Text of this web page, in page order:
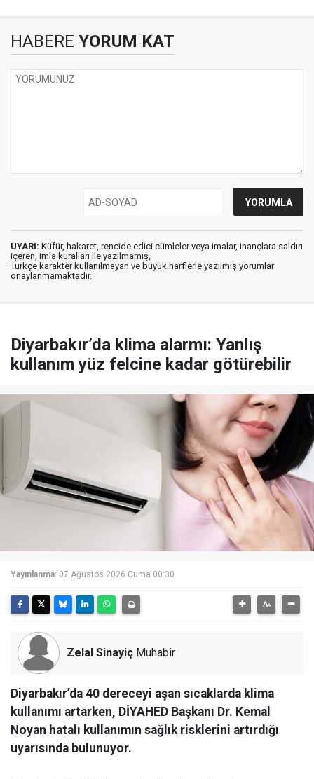
HABERE YORUM KAT
UYARI: Küfür, hakaret, rencide edici cümleler veya imalar, inançlara saldırı
içeren, imla kuralları ile yazılmamış,
Türkçe karakter kullanılmayan ve büyük harflerle yazılmış yorumlar
onaylanmamaktadır.
Diyarbakır’da klima alarmı: Yanlış
kullanım yüz felcine kadar götürebilir
Yayınlanma: 07 Ağustos 2026 Cuma 00:30
Zelal Sinayiç Muhabir
Diyarbakır’da 40 dereceyi aşan sıcaklarda klima
kullanımı artarken, DİYAHED Başkanı Dr. Kemal
Noyan hatalı kullanımın sağlık risklerini artırdığı
uyarısında bulunuyor.